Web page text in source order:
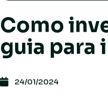
Como
guia para
24/01/2024